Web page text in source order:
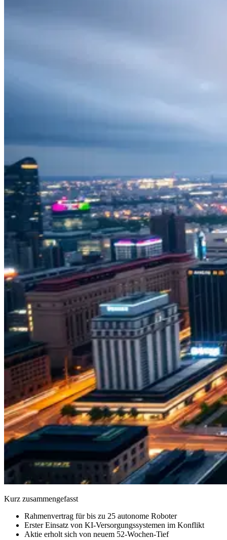
Kurz zusammengefasst
Rahmenvertrag für bis zu 25 autonome Roboter
Erster Einsatz von KI-Versorgungssystemen im Konflikt
Aktie erholt sich von neuem 52-Wochen-Tief